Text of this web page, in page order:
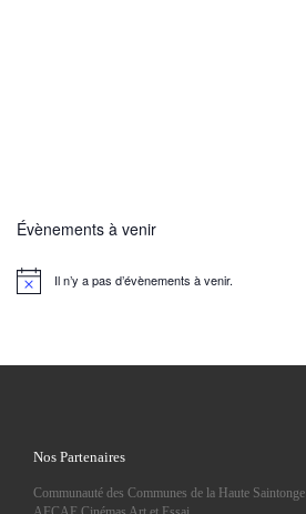
Évènements à venir
e
Il n’y a pas d’évènements à venir.
Nos Partenaires
Communauté des Communes de la Haute Saintonge